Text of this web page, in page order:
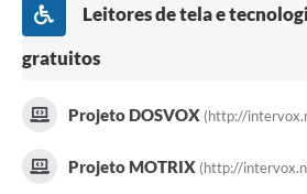
Leitores de tela e
gratuitos
Projeto DOSVOX (http://
Projeto MOTRIX (http://